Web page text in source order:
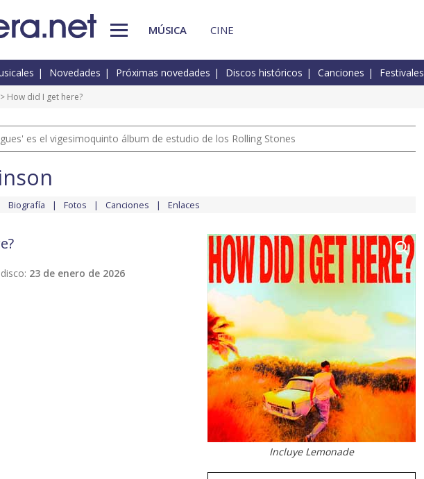
MÚSICA CINE
Novedades Próximas novedades Discos históricos Canciones Festivales
> How did I get here?
es el vigesimoquinto álbum de estudio de los Rolling Stones
Biografía Fotos Canciones Enlaces
23 de enero de 2026
Incluye Lemonade